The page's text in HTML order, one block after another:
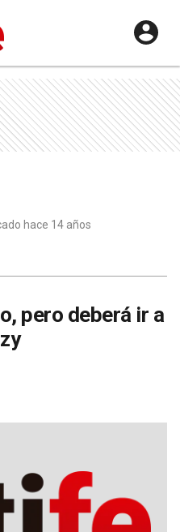
hace 14 años
pero deberá ir a